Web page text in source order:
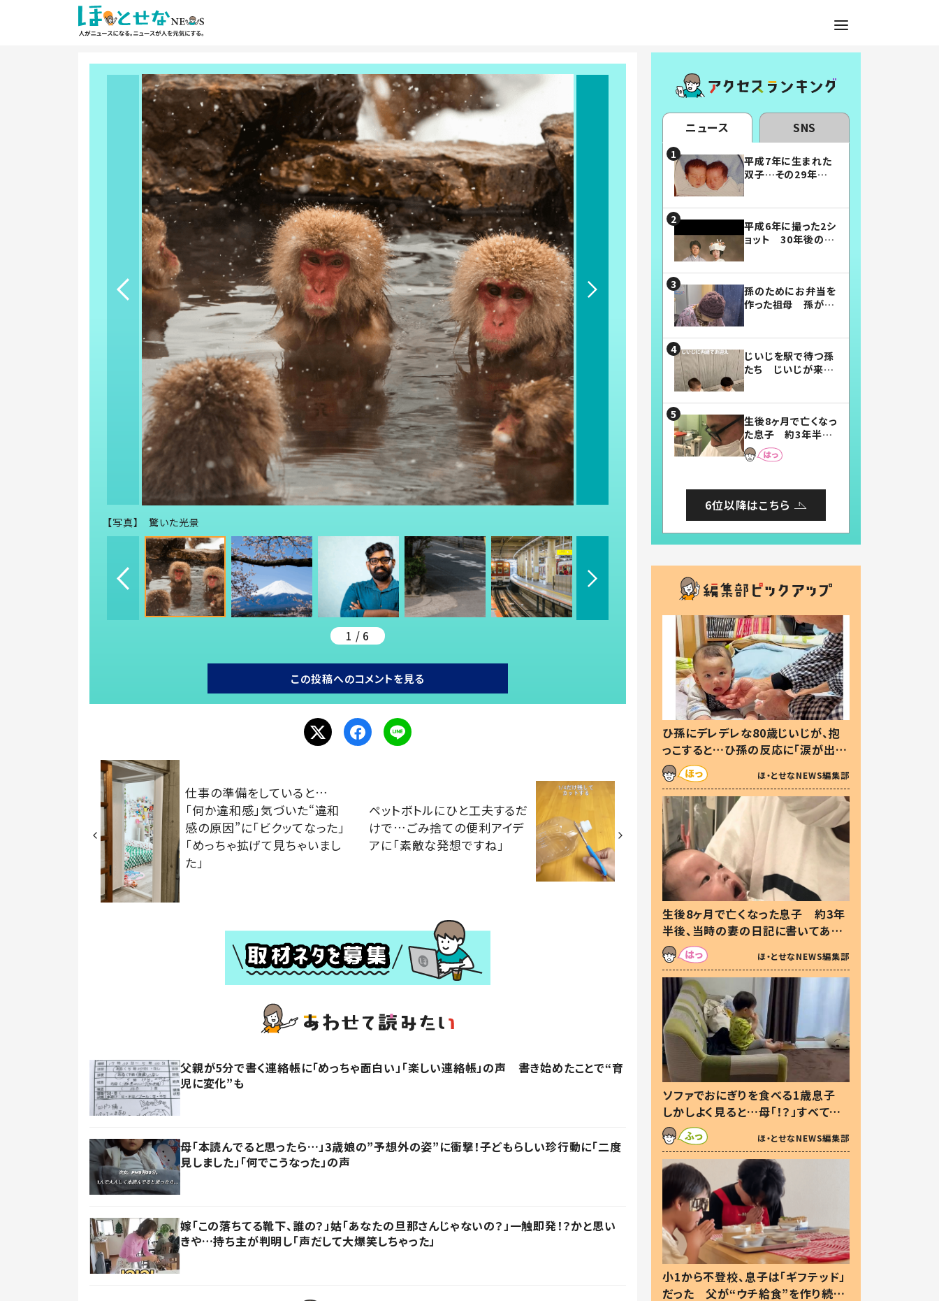
【写真】 驚いた光景
1 / 6
この投稿へのコメントを見る
仕事の準備をしていると…
「何か違和感」気づいた“違和
感の原因”に「ビクッてなった」
「めっちゃ拡げて見ちゃいまし
た」
ペットボトルにひと工夫するだ
けで…ごみ捨ての便利アイデ
アに「素敵な発想ですね」
父親が5分で書く連絡帳に「めっちゃ面白い」「楽しい連絡帳」の声 書き始めたことで“育
児に変化”も
母「本読んでると思ったら…」3歳娘の”予想外の姿”に衝撃！子どもらしい珍行動に「二度
見しました」「何でこうなった」の声
嫁「この落ちてる靴下、誰の？」姑「あなたの旦那さんじゃないの？」一触即発！？かと思い
きや…持ち主が判明し「声だして大爆笑しちゃった」
ニュース SNS
平成7年に生まれた
双子…その29年後
平成6年に撮った2シ
ョット 30年後の姿
孫のためにお弁当を
作った祖母 孫が絶
じいじを駅で待つ孫
たち じいじが来た
まらない」「幸せにな
れる」
生後8ヶ月で亡くなっ
た息子 約3年半
後、当時の妻の日記
に書いてあった本音
6位以降はこちら
ひ孫にデレデレな80歳じいじが、抱
っこすると…ひ孫の反応に「涙が出ま
した」「可愛くて仕方ない」
ほ・とせなNEWS編集部
生後8ヶ月で亡くなった息子 約3年
半後、当時の妻の日記に書いてあっ
た本音とは
ほ・とせなNEWS編集部
ソファでおにぎりを食べる1歳息子
しかしよく見ると…母「！？」すべてを
察した母の投稿に「可愛いから許
す！」「現行犯〜」
ほ・とせなNEWS編集部
小1から不登校、息子は「ギフテッド」
だった 父が“ウチ給食”を作り続け